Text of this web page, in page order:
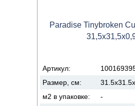
Paradise Tinybroken
Артикул:
Размер, см:
м2 в упаковке:
-